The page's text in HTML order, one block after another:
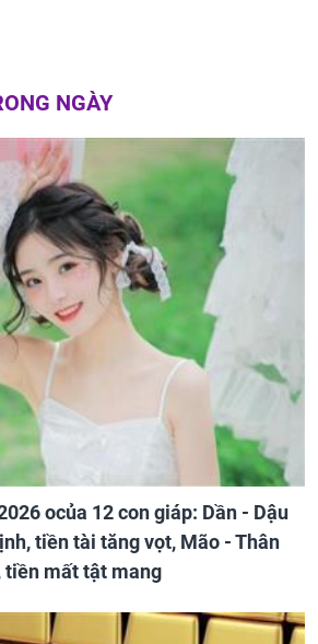
NGÀY
ocủa 12 con giáp: Dần - Dậu
tiền tài tăng vọt, Mão - Thân
tiền mất tật mang